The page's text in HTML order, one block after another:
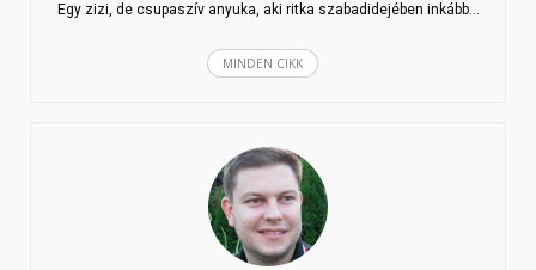
Egy zizi, de csupaszív anyuka, aki ritka szabadidejében inkább…
MINDEN CIKK